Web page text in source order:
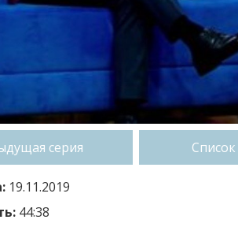
серия Список
19.11.2019
44:38